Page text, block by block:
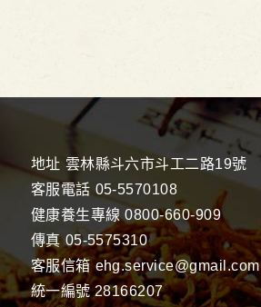
地址 雲林縣斗六市斗工二路19號
客服電話 05-5570108
健康養生專線 0800-660-909
傳真 05-5575310
客服信箱 ehg.service@gmail.com
統一編號 28166207